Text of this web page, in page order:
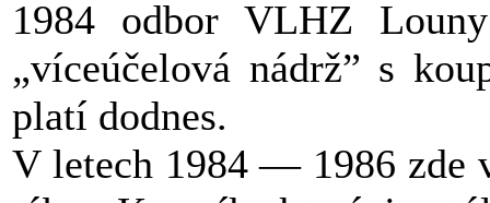
1984 odbor VLHZ
„víceúčelová nádrž” s
platí dodnes.
V letech 1984 — 1986 zde